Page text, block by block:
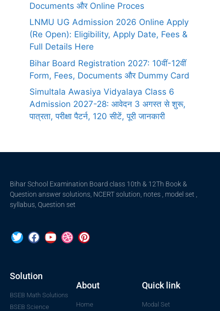
Documents और Online Proces
LNMU UG Admission 2026 Online Apply
(Re Open): Eligibility, Apply Date, Fees &
Full Details Here
Bihar Board Registration 2027: 10वीं-12वीं
Form, Fees, Documents और Dummy Card
Simultala Awasiya Vidyalaya Class 6
Admission 2027-28: आवेदन 3 अगस्त से शुरू,
पात्रता, परीक्षा पैटर्न, 120 सीटें, पूरी जानकारी
Bihar School Examination Board class 10th & 12Th Book &
Question answer solutions, NCERT solution, notes , model set ,
syllabus, Question set
Solution
BSEB Math Solutions
BSEB Science
About
Home
Quick link
Modal Set